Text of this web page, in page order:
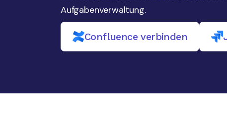
Aufgabenverwaltung.
Confluence verbinden